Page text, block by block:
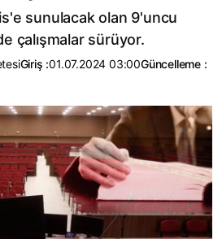
sunulacak olan 9'uncu
çalışmalar sürüyor.
Giriş :01.07.2024 03:00Güncelleme :